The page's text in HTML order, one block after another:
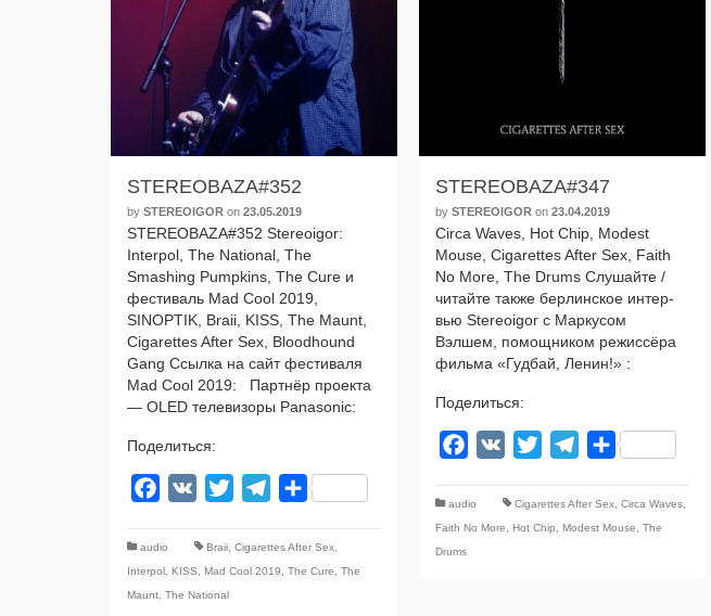
STEREOBAZA#352
by STEREOIGOR on 23.05.2019
STEREOBAZA#352 Stereoigor:
Interpol, The National, The
Smashing Pumpkins, The Cure и
фести­валь Mad Cool 2019,
SINOPTIK, Braii, KISS, The Maunt,
Cigarettes After Sex, Bloodhound
Gang Ссылка на сайт фести­ва­ля
Mad Cool 2019: Партнёр про­ек­та
— OLED теле­ви­зо­ры Panasonic:
Поделиться:
Facebook
VK Twitter TelegramОтправить
audio Braii Cigarettes After Sex
Interpol KISS Mad Cool 2019 The Cure
The
Maunt The National
STEREOBAZA#347
bySTEREOIGOR on23.04.2019
Circa Waves, Hot Chip, Modest
Mouse, Cigarettes After Sex, Faith
No More, The Drums Слушайте /
читай­те так­же бер­лин­ское интер­
вью Stereoigor с Mаркусом
Вэлшем, помощ­ни­ком режис­сё­ра
филь­ма «Гудбай, Ленин!» :
Поделиться:
Facebook
VK TwitterTelegramОтправить
audio Cigarettes After Sex ,Circa Waves
Faith No More
,Hot Chip ,Modest Mouse ,The
Drums